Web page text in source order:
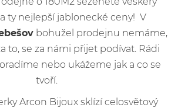
ty nejlepší jablonecké ceny! V
bohužel prodejnu nemáme,
to, se za námi přijet podívat. Rádi
nebo ukážeme jak a co se
tvoří.
Arcon Bijoux sklízí celosvětový